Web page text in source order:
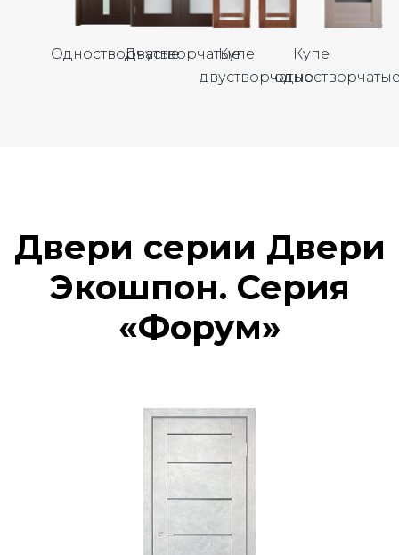
ОдностворчатыеДвустворчатые
Купе
двустворчатые
Купе
Двери серии Двери
Экошпон. Серия
«Форум»